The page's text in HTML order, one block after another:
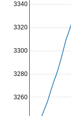
3260
3280
3300
3320
3340